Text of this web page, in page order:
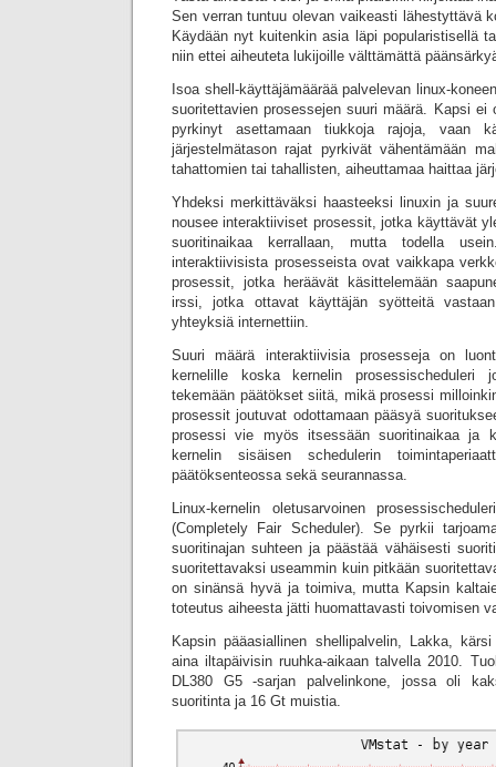
Sen verran tuntuu olevan vaikeasti lähestyttävä
Käydään nyt kuitenkin asia läpi popularistisellä
niin ettei aiheuteta lukijoille välttämättä
Isoa shell-käyttäjämäärää palvelevan linux-
suoritettavien prosessejen suuri määrä. Kapsi ei
pyrkinyt asettamaan tiukkoja rajoja, vaan
järjestelmätason rajat pyrkivät vähentämään
tahattomien tai tahallisten, aiheuttamaa haittaa
Yhdeksi merkittäväksi haasteeksi linuxin ja
nousee interaktiiviset prosessit, jotka käyttävät
suoritinaikaa kerrallaan, mutta todella
interaktiivisista prosesseista ovat vaikkapa
prosessit, jotka heräävät käsittelemään
irssi, jotka ottavat käyttäjän syötteitä
yhteyksiä internettiin.
Suuri määrä interaktiivisia prosesseja on
kernelille koska kernelin prosessischeduleri
tekemään päätökset siitä, mikä prosessi
prosessit joutuvat odottamaan pääsyä
prosessi vie myös itsessään suoritinaikaa ja
kernelin sisäisen schedulerin
päätöksenteossa sekä seurannassa.
Linux-kernelin oletusarvoinen
(Completely Fair Scheduler). Se pyrkii
suoritinajan suhteen ja päästää vähäisesti
suoritettavaksi useammin kuin pitkään
on sinänsä hyvä ja toimiva, mutta Kapsin
toteutus aiheesta jätti huomattavasti toivomisen
Kapsin pääasiallinen shellipalvelin, Lakka,
aina iltapäivisin ruuhka-aikaan talvella 2010.
DL380 G5 -sarjan palvelinkone, jossa oli
suoritinta ja 16 Gt muistia.